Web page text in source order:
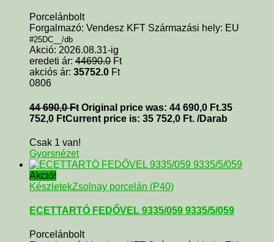
Porcelánbolt
Forgalmazó: Vendesz KFT Származási hely: EU
#25DC__/db
Akció: 2026.08.31-ig
eredeti ár: 44690.0 Ft
akciós ár: 35752.0 Ft
0806
44 690,0Ft Original price was: 44 690,0 Ft.35
752,0 FtCurrent price is: 35 752,0 Ft. /Darab
Csak 1 van!
Gyorsnézet
Akció!
KészletekZsolnay porcelán (P40)
ECETTARTÓ FEDŐVEL 9335/059 9335/5/059
Porcelánbolt